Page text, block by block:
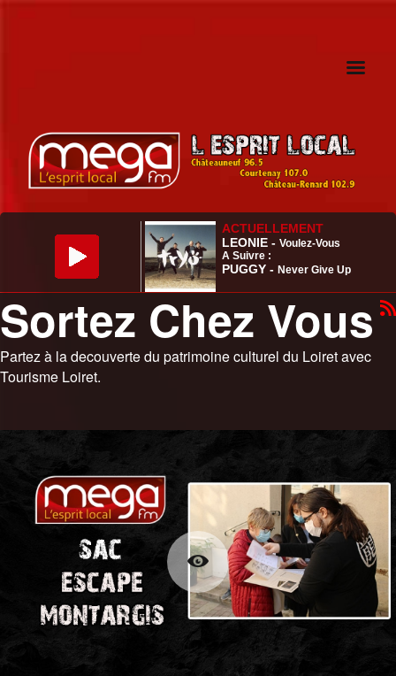
Sortez Chez Vous
Partez à la decouverte du patrimoine culturel du Loiret avec
Tourisme Loiret.